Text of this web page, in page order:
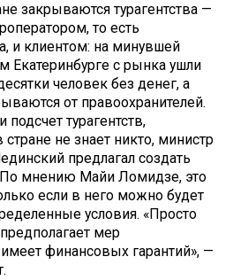
закрываются турагентства —
то есть
и клиентом: на минувшей
Екатеринбурге с рынка ушли
человек без денег, а
от правоохранителей.
турагентств,
не знает никто, министр
предлагал создать
По мнению Майи Ломидзе, это
если в него можно будет
условия. «Просто
мер
финансовых гарантий», —